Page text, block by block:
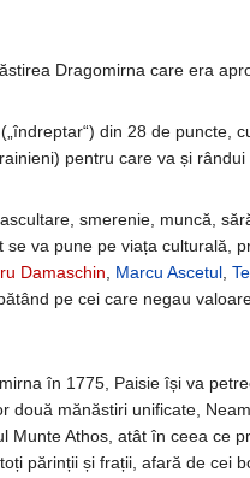
Dragomirna care era
din 28 de puncte,
pentru care va și
smerenie, muncă,
va pune pe viața culturală,
Damaschin Marcu Ascetul
pe cei care negau
în 1775, Paisie își va
două mănăstiri unificate,
Munte Athos, atât în ceea ce
părinții și frații, afară de cei